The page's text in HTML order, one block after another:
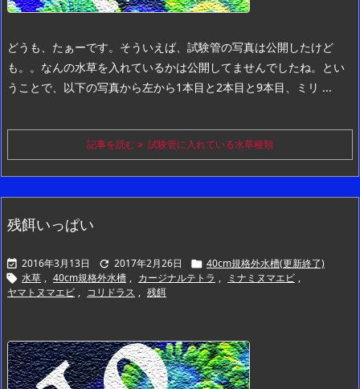
どうも、たぁーです。 そういえば、試験管の写真は公開したけど
も。。 なんの水草を入れているかは公開してませんでしたね。 とい
うことで、以下の写真から左から1本目と2本目と9本目、ミリ ...
記事を読む 試験管に入れている水草種類
残餌いっぱい
 2016年3月13日  2017年2月26日  40cm規格外水槽(更新終了)
 水草 , 40cm規格外水槽 , カージナルテトラ , ミナミヌマエビ ,
ヤマトヌマエビ , コリドラス , 残餌